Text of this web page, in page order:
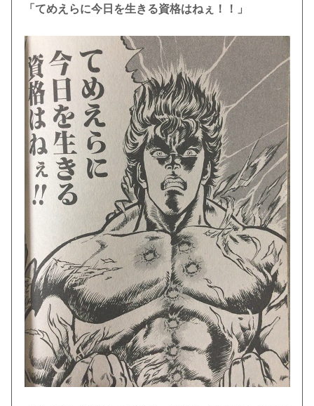
「てめえらに今日を生きる資格はねぇ！！」